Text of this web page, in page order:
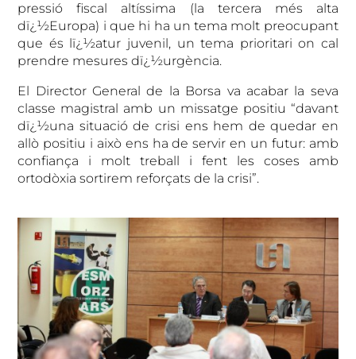
pressió fiscal altíssima (la tercera més alta
dï¿½Europa) i que hi ha un tema molt preocupant
que és lï¿½atur juvenil, un tema prioritari on cal
prendre mesures dï¿½urgència.
El Director General de la Borsa va acabar la seva
classe magistral amb un missatge positiu “davant
dï¿½una situació de crisi ens hem de quedar en
allò positiu i això ens ha de servir en un futur: amb
confiança i molt treball i fent les coses amb
ortodòxia sortirem reforçats de la crisi”.